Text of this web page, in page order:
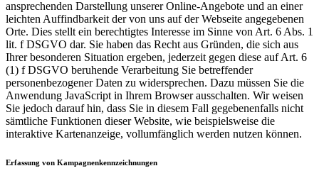
ansprechenden Darstellung unserer Online-Angebote und an einer
leichten Auffindbarkeit der von uns auf der Webseite angegebenen
Orte. Dies stellt ein berechtigtes Interesse im Sinne von Art. 6 Abs. 1
lit. f DSGVO dar. Sie haben das Recht aus Gründen, die sich aus
Ihrer besonderen Situation ergeben, jederzeit gegen diese auf Art. 6
(1) f DSGVO beruhende Verarbeitung Sie betreffender
personenbezogener Daten zu widersprechen. Dazu müssen Sie die
Anwendung JavaScript in Ihrem Browser ausschalten. Wir weisen
Sie jedoch darauf hin, dass Sie in diesem Fall gegebenenfalls nicht
sämtliche Funktionen dieser Website, wie beispielsweise die
interaktive Kartenanzeige, vollumfänglich werden nutzen können.
Erfassung von Kampagnenkennzeichnungen